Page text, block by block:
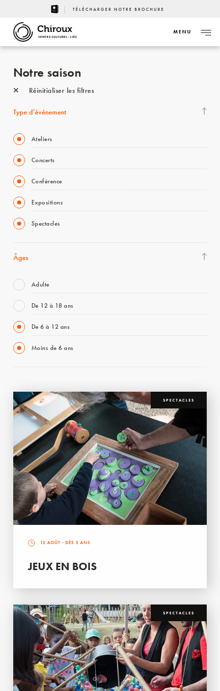
TÉLÉCHARGER NOTRE BROCHURE
CENTRE CULTUREL - LIÈGE
MENU
Notre saison
Réinitialiser les filtres
Type d’événement
Ateliers
Concerts
Conférence
Expositions
Spectacles
Âges
Adulte
De 12 à 18 ans
De 6 à 12 ans
Moins de 6 ans
SPECTACLES
12 AOÛT - DÈS 5 ANS
JEUX EN BOIS
SPECTACLES